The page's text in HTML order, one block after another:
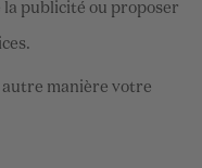
publicité ou proposer
manière votre